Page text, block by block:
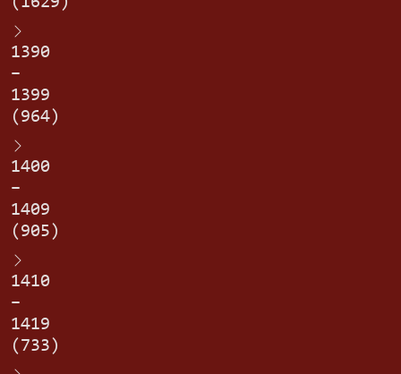
1390
–
1399
(964)
1400
–
1409
(905)
1410
–
1419
(733)